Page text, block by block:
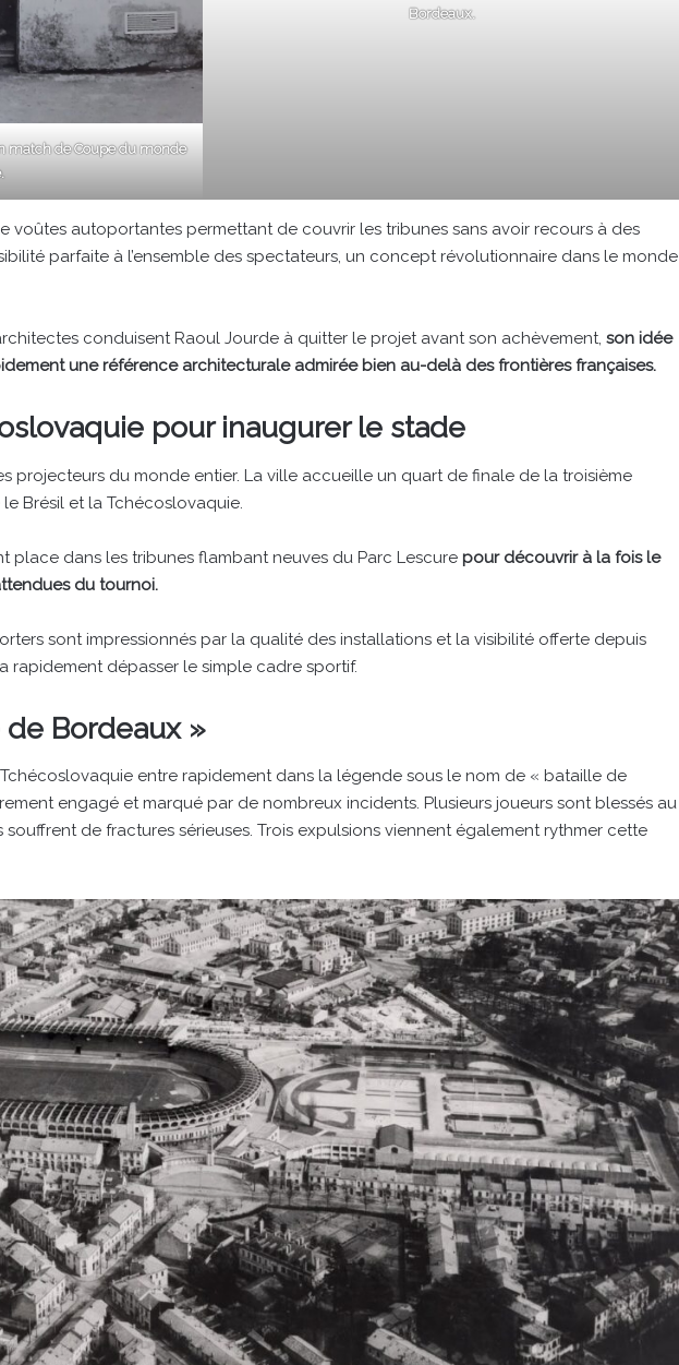
match de Coupe du monde
Bordeaux.
voûtes autoportantes permettant de couvrir les tribunes sans avoir recours à des
parfaite à l’ensemble des spectateurs, un concept révolutionnaire dans le monde
conduisent Raoul Jourde à quitter le projet avant son achèvement, son idée
une référence architecturale admirée bien au-delà des frontières françaises.
pour inaugurer le stade
projecteurs du monde entier. La ville accueille un quart de finale de la troisième
Brésil et la Tchécoslovaquie.
place dans les tribunes flambant neuves du Parc Lescure pour découvrir à la fois le
du tournoi.
sont impressionnés par la qualité des installations et la visibilité offerte depuis
rapidement dépasser le simple cadre sportif.
Bordeaux »
entre rapidement dans la légende sous le nom de « bataille de
engagé et marqué par de nombreux incidents. Plusieurs joueurs sont blessés au
de fractures sérieuses. Trois expulsions viennent également rythmer cette